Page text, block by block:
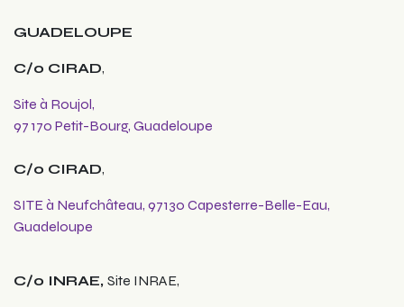
C/o INRAE, Site INRAE,
GUADELOUPE
C/o CIRAD,
Site à Roujol,
97 170 Petit-Bourg, Guadeloupe
C/o CIRAD,
SITE à Neufchâteau, 97130 Capesterre-Belle-Eau,
Guadeloupe